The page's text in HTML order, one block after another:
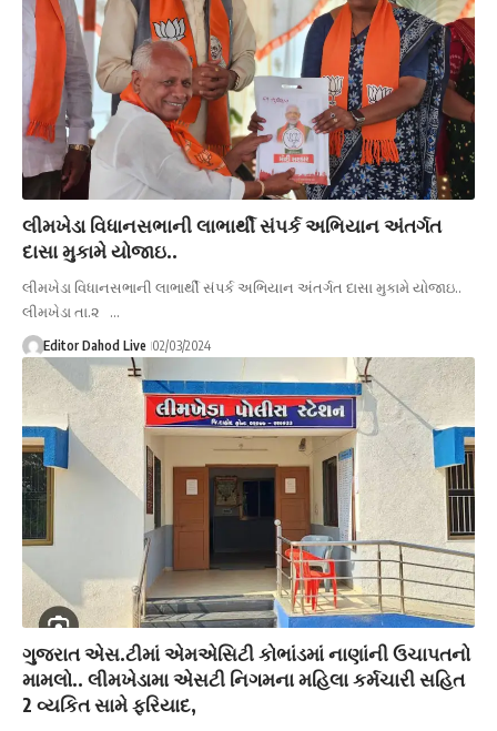
લીમખેડા વિધાનસભાની લાભાર્થી સંપર્ક અભિયાન અંતર્ગત
દાસા મુકામે યોજાઇ..
લીમખેડા વિધાનસભાની લાભાર્થી સંપર્ક અભિયાન અંતર્ગત દાસા મુકામે યોજાઇ..
લીમખેડા તા.૨ …
Editor Dahod Live 02/03/2024
ગુજરાત એસ.ટીમાં એમએસિટી કોભાંડમાં નાણાંની ઉચાપતનો
મામલો.. લીમખેડામા એસટી નિગમના મહિલા કર્મચારી સહિત
2 વ્યકિત સામે ફરિયાદ,